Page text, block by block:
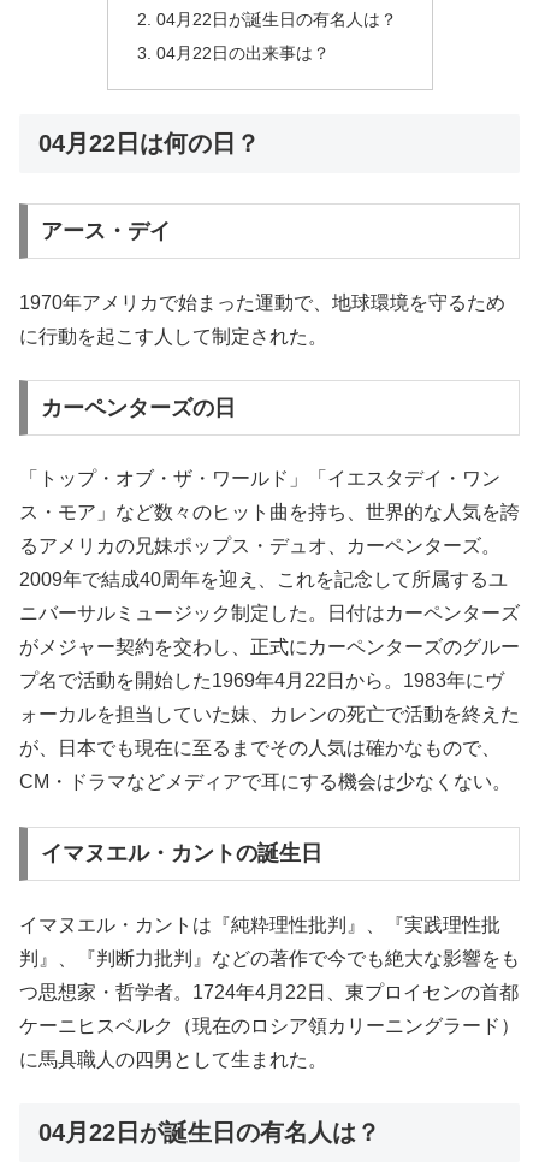
04月22日が誕生日の有名人は？
04月22日の出来事は？
04月22日は何の日？
アース・デイ
1970年アメリカで始まった運動で、地球環境を守るため
に行動を起こす人して制定された。
カーペンターズの日
「トップ・オブ・ザ・ワールド」「イエスタデイ・ワン
ス・モア」など数々のヒット曲を持ち、世界的な人気を誇
るアメリカの兄妹ポップス・デュオ、カーペンターズ。
2009年で結成40周年を迎え、これを記念して所属するユ
ニバーサルミュージック制定した。日付はカーペンターズ
がメジャー契約を交わし、正式にカーペンターズのグルー
プ名で活動を開始した1969年4月22日から。1983年にヴ
ォーカルを担当していた妹、カレンの死亡で活動を終えた
が、日本でも現在に至るまでその人気は確かなもので、
CM・ドラマなどメディアで耳にする機会は少なくない。
イマヌエル・カントの誕生日
イマヌエル・カントは『純粋理性批判』、『実践理性批
判』、『判断力批判』などの著作で今でも絶大な影響をも
つ思想家・哲学者。1724年4月22日、東プロイセンの首都
ケーニヒスベルク（現在のロシア領カリーニングラード）
に馬具職人の四男として生まれた。
04月22日が誕生日の有名人は？